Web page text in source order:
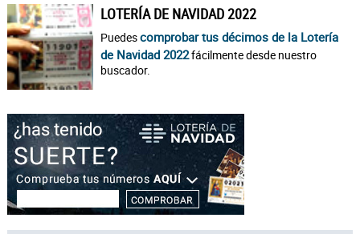
LOTERÍA DE NAVIDAD 2022
Puedescomprobar tus décimos de la Lotería
de Navidad 2022fácilmente desde nuestro
buscador.